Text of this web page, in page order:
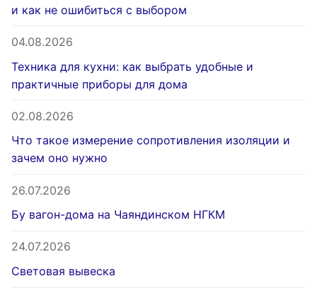
и как не ошибиться с выбором
04.08.2026
Техника для кухни: как выбрать удобные и
практичные приборы для дома
02.08.2026
Что такое измерение сопротивления изоляции и
зачем оно нужно
26.07.2026
Бу вагон-дома на Чаяндинском НГКМ
24.07.2026
Световая вывеска